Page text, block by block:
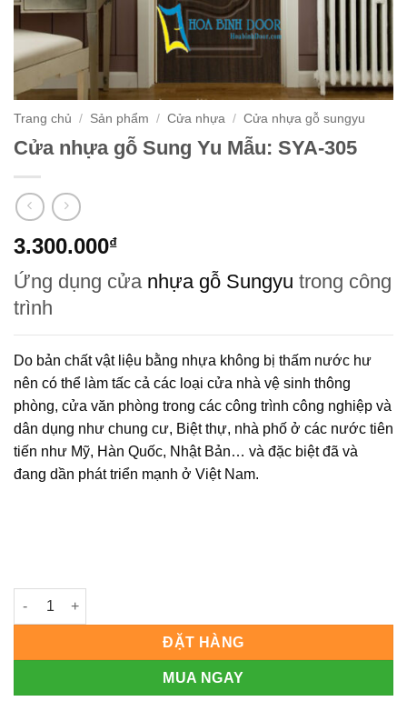
Trang chủ / Sản phẩm / Cửa nhựa / Cửa nhựa gỗ sungyu
Cửa nhựa gỗ Sung Yu Mẫu: SYA-305
3.300.000₫
Ứng dụng cửa nhựa gỗ Sungyu trong công
trình
Do bản chất vật liệu bằng nhựa không bị thấm nước hư
nên có thể làm tấc cả các loại cửa nhà vệ sinh thông
phòng, cửa văn phòng trong các công trình công nghiệp và
dân dụng như chung cư, Biệt thự, nhà phố ở các nước tiên
tiến như Mỹ, Hàn Quốc, Nhật Bản… và đặc biệt đã và
đang dần phát triển mạnh ở Việt Nam.
Cửa nhựa gỗ Sung Yu Mẫu: SYA-305 số lượng
ĐẶT HÀNG
MUA NGAY